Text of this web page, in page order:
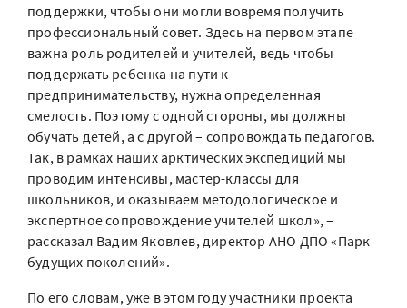
поддержки, чтобы они могли вовремя получить
профессиональный совет. Здесь на первом этапе
важна роль родителей и учителей, ведь чтобы
поддержать ребенка на пути к
предпринимательству, нужна определенная
смелость. Поэтому с одной стороны, мы должны
обучать детей, а с другой – сопровождать педагогов.
Так, в рамках наших арктических экспедиций мы
проводим интенсивы, мастер-классы для
школьников, и оказываем методологическое и
экспертное сопровождение учителей школ», –
рассказал Вадим Яковлев, директор АНО ДПО «Парк
будущих поколений».
По его словам, уже в этом году участники проекта